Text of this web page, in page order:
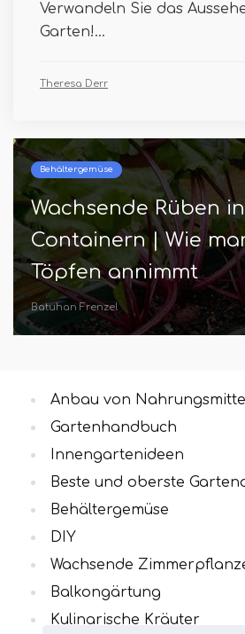
Verwandeln Sie das
Garten!...
Theresa Derr
Behältergemüse
Wachsende Rüben in
Containern | Wie
Töpfen annimmt
Batuhan Frenzel
Anbau von
Gartenhandbuch
Innengartenideen
Beste und oberste
Behältergemüse
DIY
Wachsende
Balkongärtung
Kulinarische Kräuter